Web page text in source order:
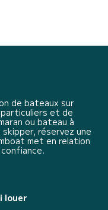
de bateaux sur
et de
ou bateau à
réservez une
met en relation
louer